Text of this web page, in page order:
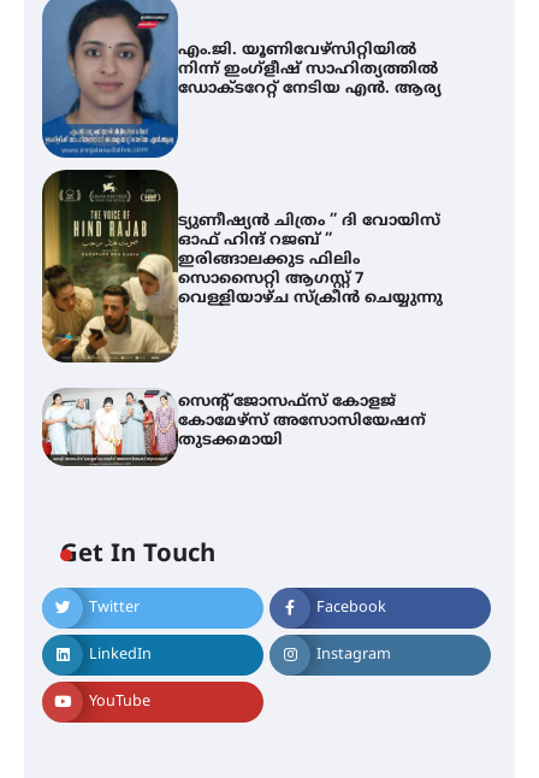
എം.ജി. യൂണിവേഴ്‌സിറ്റിയിൽ
നിന്ന് ഇംഗ്ളീഷ് സാഹിത്യത്തിൽ
ഡോക്ടറേറ്റ് നേടിയ എൻ. ആര്യ
ട്യുണീഷ്യൻ ചിത്രം ” ദി വോയിസ്
ഓഫ് ഹിന്ദ് റജബ് ”
ഇരിങ്ങാലക്കുട ഫിലിം
സൊസൈറ്റി ആഗസ്റ്റ് 7
വെള്ളിയാഴ്ച സ്‌ക്രീൻ ചെയ്യുന്നു
സെന്റ് ജോസഫ്സ് കോളജ്
കോമേഴ്‌സ് അസോസിയേഷന്
തുടക്കമായി
Get In Touch
Twitter Facebook
LinkedIn Instagram
YouTube
എം.ജി. യൂണിവേഴ്‌സിറ്റിയിൽ നിന്ന്
ഇംഗ്ളീഷ് സാഹിത്യത്തിൽ
ഡോക്ടറേറ്റ് നേടിയ എൻ. ആര്യ